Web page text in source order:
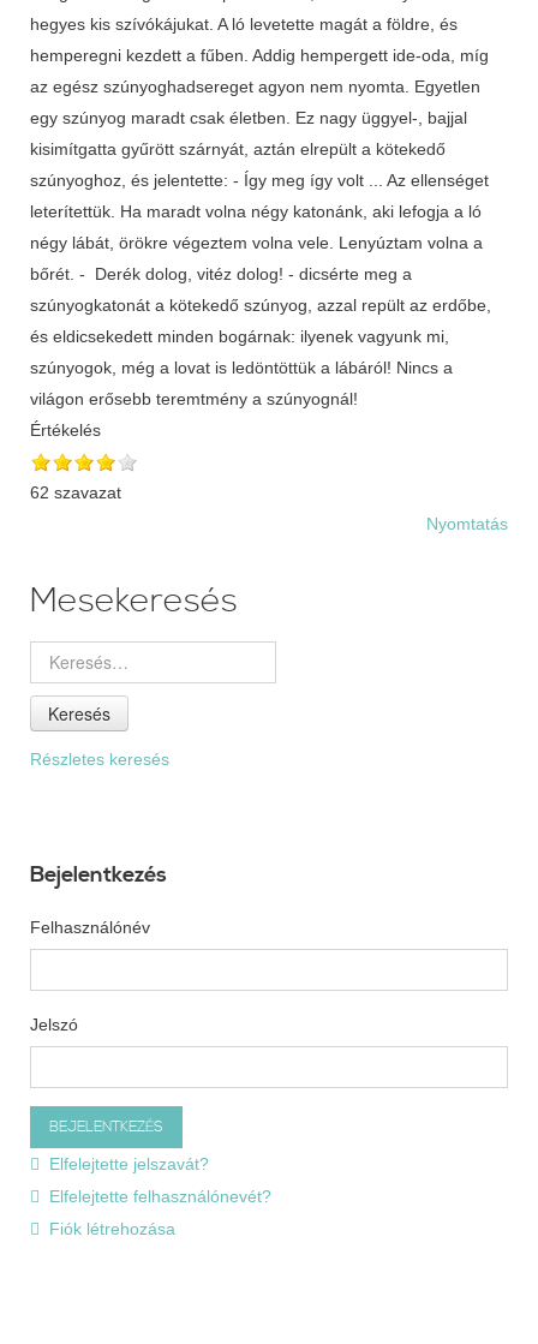
hegyes kis szívókájukat. A ló levetette magát a földre, és
hemperegni kezdett a fűben. Addig hempergett ide-oda, míg
az egész szúnyoghadsereget agyon nem nyomta. Egyetlen
egy szúnyog maradt csak életben. Ez nagy üggyel-, bajjal
kisimítgatta gyűrött szárnyát, aztán elrepült a kötekedő
szúnyoghoz, és jelentette: - Így meg így volt ... Az ellenséget
leterítettük. Ha maradt volna négy katonánk, aki lefogja a ló
négy lábát, örökre végeztem volna vele. Lenyúztam volna a
bőrét. - Derék dolog, vitéz dolog! - dicsérte meg a
szúnyogkatonát a kötekedő szúnyog, azzal repült az erdőbe,
és eldicsekedett minden bogárnak: ilyenek vagyunk mi,
szúnyogok, még a lovat is ledöntöttük a lábáról! Nincs a
világon erősebb teremtmény a szúnyognál!
Értékelés
62 szavazat
Nyomtatás
Mesekeresés
Keresés
Részletes keresés
Bejelentkezés
Felhasználónév
Jelszó
Elfelejtette jelszavát?
Elfelejtette felhasználónevét?
Fiók létrehozása